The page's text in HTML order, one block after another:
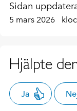
Sidan
5 mars 2026
Hjälpte
Ja